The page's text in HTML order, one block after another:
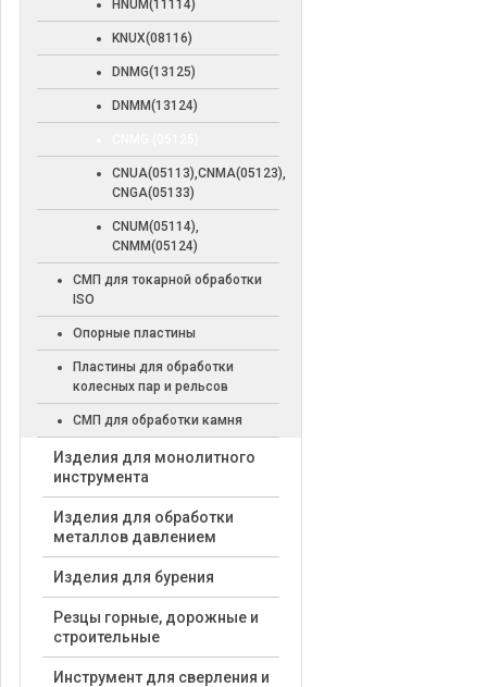
HNUM(11114)
KNUX(08116)
DNMG(13125)
DNMM(13124)
CNUA(05113),CNMA(05123),
CNGA(05133)
CNUM(05114),
CNMM(05124)
СМП для токарной обработки
ISO
Опорные пластины
Пластины для обработки
колесных пар и рельсов
СМП для обработки камня
Изделия для монолитного
инструмента
Изделия для обработки
металлов давлением
Изделия для бурения
Резцы горные, дорожные и
строительные
Инструмент для сверления и